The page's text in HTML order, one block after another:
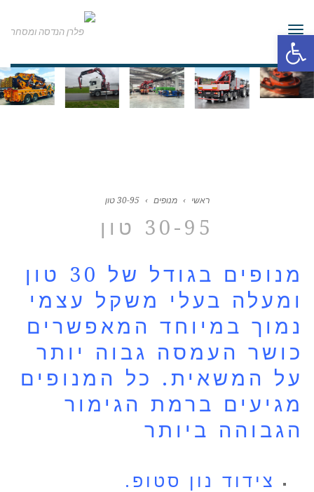
פתח סרגל נגישות
תפריט
ראשי › מנופים › 30-95 טון
30-95 טון
מנופים בגודל של 30 טון
ומעלה בעלי משקל עצמי
נמוך במיוחד המאפשרים
כושר העמסה גבוה יותר
על המשאית. כל המנופים
מגיעים ברמת הגימור
הגבוהה ביותר
צידוד נון סטופ.